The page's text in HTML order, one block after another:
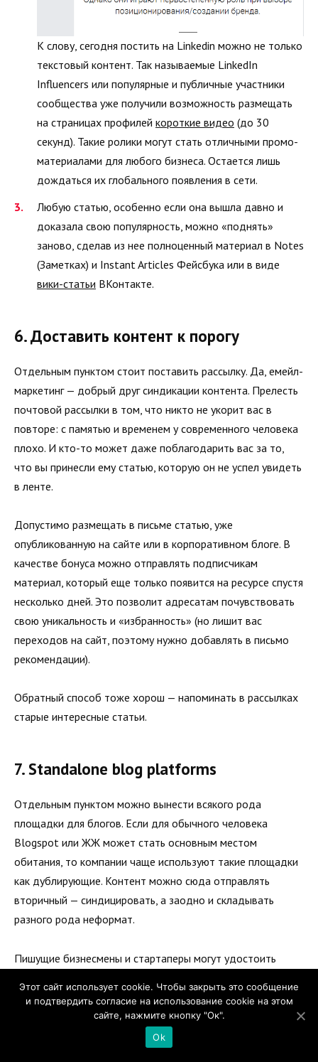
К слову, сегодня постить на Linkedin можно не только
текстовый контент. Так называемые LinkedIn
Influencers или популярные и публичные участники
сообщества уже получили возможность размещать
на страницах профилей короткие видео (до 30
секунд). Такие ролики могут стать отличными промо-
материалами для любого бизнеса. Остается лишь
дождаться их глобального появления в сети.
Любую статью, особенно если она вышла давно и
доказала свою популярность, можно «поднять»
заново, сделав из нее полноценный материал в Notes
(Заметках) и Instant Articles Фейсбука или в виде
вики-статьи ВКонтакте.
6. Доставить контент к порогу
Отдельным пунктом стоит поставить рассылку. Да, емейл-
маркетинг — добрый друг синдикации контента. Прелесть
почтовой рассылки в том, что никто не укорит вас в
повторе: с памятью и временем у современного человека
плохо. И кто-то может даже поблагодарить вас за то,
что вы принесли ему статью, которую он не успел увидеть
в ленте.
Допустимо размещать в письме статью, уже
опубликованную на сайте или в корпоративном блоге. В
качестве бонуса можно отправлять подписчикам
материал, который еще только появится на ресурсе спустя
несколько дней. Это позволит адресатам почувствовать
свою уникальность и «избранность» (но лишит вас
переходов на сайт, поэтому нужно добавлять в письмо
рекомендации).
Обратный способ тоже хорош — напоминать в рассылках
старые интересные статьи.
7. Standalone blog platforms
Отдельным пунктом можно вынести всякого рода
площадки для блогов. Если для обычного человека
Blogspot или ЖЖ может стать основным местом
обитания, то компании чаще используют такие площадки
как дублирующие. Контент можно сюда отправлять
вторичный — синдицировать, а заодно и складывать
разного рода неформат.
Пишущие бизнесмены и стартаперы могут удостоить
как специализированная соцсеть, где представители
малого бизнеса могли бы делиться опытом и находить
единомышленников. Здесь можно не просто анонсировать
Этот сайт использует cookie. Чтобы закрыть это сообщение
и подтвердить согласие на использование cookie на этом
сайте, нажмите кнопку "Ок".
Ok